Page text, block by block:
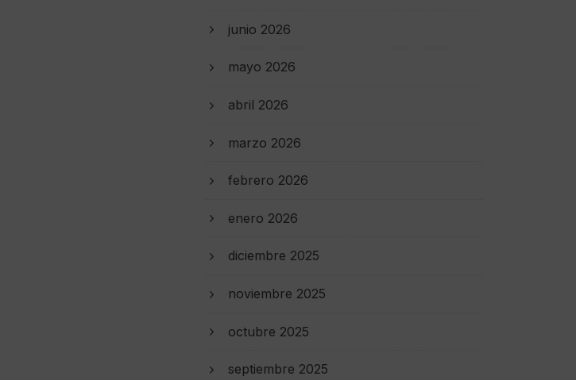
junio 2026
mayo 2026
abril 2026
marzo 2026
febrero 2026
enero 2026
diciembre 2025
noviembre 2025
octubre 2025
septiembre 2025